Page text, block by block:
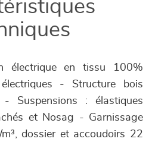
électrique en tissu 100%
- Structure bois
Suspensions : élastiques
et Nosag - Garnissage
dossier et accoudoirs 22